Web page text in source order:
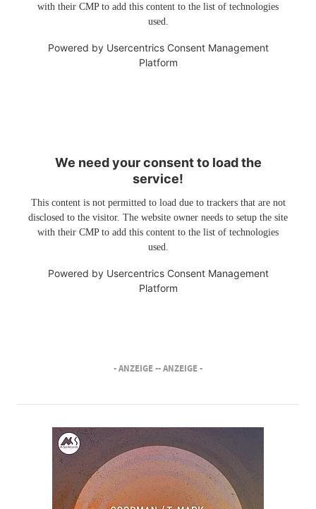
with their CMP to add this content to the list of technologies
used.
Powered by Usercentrics Consent Management
Platform
We need your consent to load the
service!
This content is not permitted to load due to trackers that are not
disclosed to the visitor. The website owner needs to setup the site
with their CMP to add this content to the list of technologies
used.
Powered by Usercentrics Consent Management
Platform
- ANZEIGE -- ANZEIGE -